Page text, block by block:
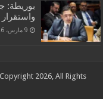
بوريطة:
9 مارس، 2026
2026, All Rights